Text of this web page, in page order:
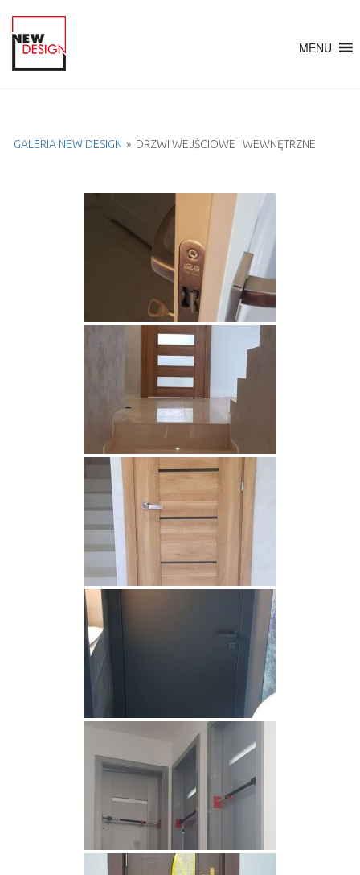
MENU
GALERIA NEW DESIGN » DRZWI WEJŚCIOWE I WEWNĘTRZNE